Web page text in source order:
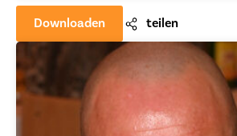
Downloaden teilen